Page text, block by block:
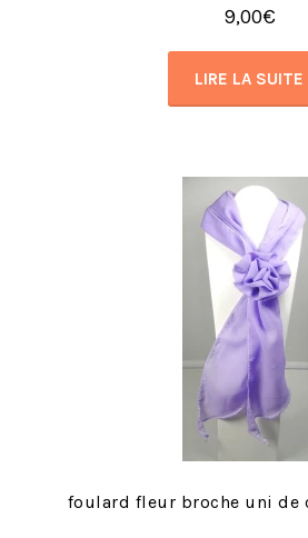
9,00€
LIRE LA SUITE
foulard fleur broche uni de